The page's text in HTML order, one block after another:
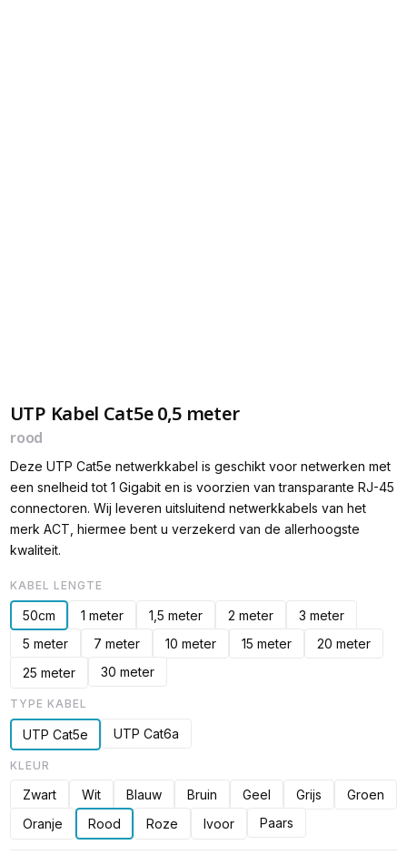
UTP Kabel Cat5e 0,5 meter
rood
Deze UTP Cat5e netwerkkabel is geschikt voor netwerken met
een snelheid tot 1 Gigabit en is voorzien van transparante RJ-45
connectoren. Wij leveren uitsluitend netwerkkabels van het
merk ACT, hiermee bent u verzekerd van de allerhoogste
kwaliteit.
KABEL LENGTE
50cm 1 meter 1,5 meter 2 meter
3 meter
5 meter
7 meter 10 meter 15 meter
20 meter
25 meter
30 meter
TYPE KABEL
UTP Cat5e UTP Cat6a
KLEUR
Zwart Wit Blauw Bruin Geel Grijs
Groen
Oranje
Rood Roze Ivoor Paars